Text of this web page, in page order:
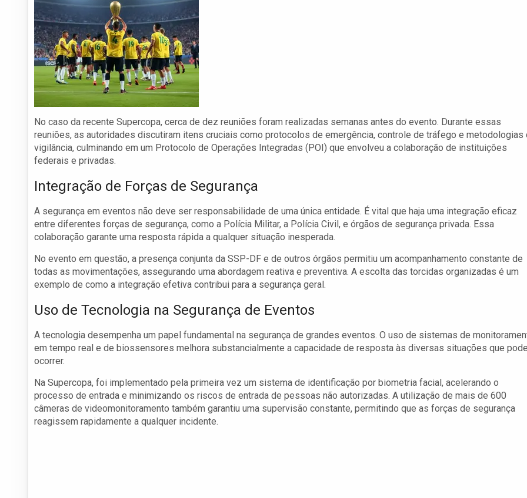
No caso da recente Supercopa, cerca de dez reuniões foram realizadas semanas antes do evento. Durante essas
reuniões, as autoridades discutiram itens cruciais como protocolos de emergência, controle de tráfego e metodologias
vigilância, culminando em um Protocolo de Operações Integradas (POI) que envolveu a colaboração de instituições
federais e privadas.
Integração de Forças de Segurança
A segurança em eventos não deve ser responsabilidade de uma única entidade. É vital que haja uma integração eficaz
entre diferentes forças de segurança, como a Polícia Militar, a Polícia Civil, e órgãos de segurança privada. Essa
colaboração garante uma resposta rápida a qualquer situação inesperada.
No evento em questão, a presença conjunta da SSP-DF e de outros órgãos permitiu um acompanhamento constante de
todas as movimentações, assegurando uma abordagem reativa e preventiva. A escolta das torcidas organizadas é um
exemplo de como a integração efetiva contribui para a segurança geral.
Uso de Tecnologia na Segurança de Eventos
A tecnologia desempenha um papel fundamental na segurança de grandes eventos. O uso de sistemas de
em tempo real e de biossensores melhora substancialmente a capacidade de resposta às diversas situações que
ocorrer.
Na Supercopa, foi implementado pela primeira vez um sistema de identificação por biometria facial, acelerando o
processo de entrada e minimizando os riscos de entrada de pessoas não autorizadas. A utilização de mais de 600
câmeras de videomonitoramento também garantiu uma supervisão constante, permitindo que as forças de segurança
reagissem rapidamente a qualquer incidente.